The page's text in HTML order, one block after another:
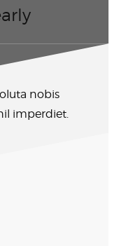
nobis
imperdiet.